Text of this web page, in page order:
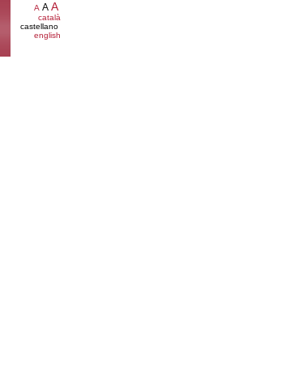
A A A
català
castellano
english